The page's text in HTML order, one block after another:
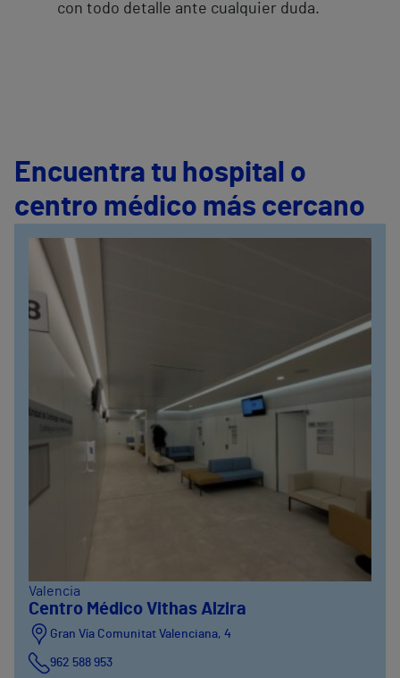
con todo detalle ante cualquier duda.
Encuentra tu hospital o
centro médico más cercano
Valencia
Centro Médico Vithas Alzira
Gran Vía Comunitat Valenciana, 4
962 588 953